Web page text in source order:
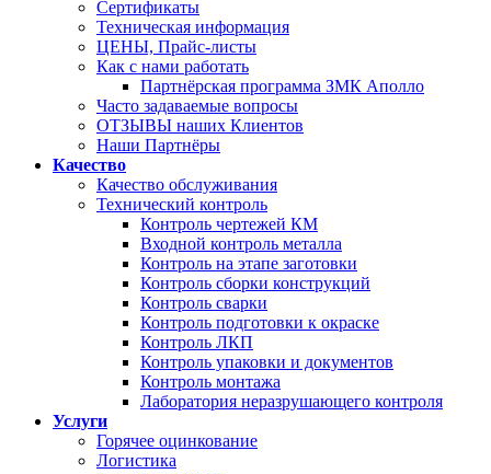
Сертификаты
Техническая информация
ЦЕНЫ, Прайс-листы
Как с нами работать
Партнёрская программа ЗМК Аполло
Часто задаваемые вопросы
ОТЗЫВЫ наших Клиентов
Наши Партнёры
Качество
Качество обслуживания
Технический контроль
Контроль чертежей КМ
Входной контроль металла
Контроль на этапе заготовки
Контроль сборки конструкций
Контроль сварки
Контроль подготовки к окраске
Контроль ЛКП
Контроль упаковки и документов
Контроль монтажа
Лаборатория неразрушающего контроля
Услуги
Горячее оцинкование
Логистика